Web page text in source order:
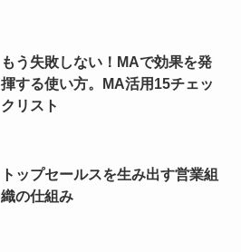
もう失敗しない！MAで効果を発
揮する使い方。MA活用15チェッ
クリスト
トップセールスを生み出す営業組
織の仕組み